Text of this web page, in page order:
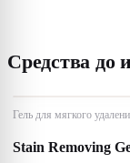
Средства до
Гель для мягкого
Stain Removing